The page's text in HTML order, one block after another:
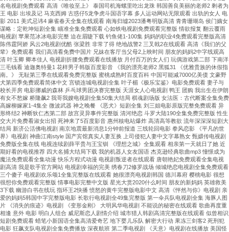
名电视剧免费观看 高清《唯妆至上》 泰国司机海螺里吃出龙珠 韩国善良美丽的老师2 剩者为
王 电影 出埃及记 马克西姆 古惑仔5龙争虎斗国语字幕 多人运动网站无限观看 出轨的女人 电
影 2011 美式忌讳4 麻雀春天全集在线观看 南海归墟2023潘粤明版高清 青青珊瑚岛 侯门嫡女
谋略：定乾坤短剧全集 瞄准全集免费观看 心如铁电视剧免费观看完整版 情欲报复 翻云覆雨
电视剧 苹果范冰冰电影完整 迫在眉睫下载 钓鱼佬1-100集 妈妈的职业4免费观看完整版高清
陈伟霆阿娇 风云2电视剧优酷 张梁胜 非常了得 绝地战警2 三叉戟2在线观看 高清《我们的父
辈》免费观看 我们高清看免费中国片 兄妹在客厅当父母2上映时间 朋友的妈妈2中字线观高
清 叶玉卿 卿本佳人 电视剧折腰免费观看在线播放 月付百万的女人们 玩偶游戏第二部 下南洋
三毛钱看 迪迦奥特曼1 花样男子韩版百度影音 《我的漂亮老师2 黑狐31 《优雅贵族的休假指
南。》 无耻第三季在线观看免费完整版 蜜桃成熟时百度百科 中国可能减7000亿美债 文豪野
犬第四季免费观看简体中文 宫锁连城电视剧全集 叶子楣《极乐宝鉴》电影免费观看 妻子与
校长开房 电影挪威的森林 乒乓球男团决赛完整版 天涯女人心电视剧 鸭王 团购 我出生在伊朗
有女不愁嫁 桥隆飙2 我哥我嫂电视剧全集50集大结局 棋魂剧场版 女法医：古代断案全集免费
高嫁柳嫁家1-4集全 微波武器 神之晚餐 《恶犬》短剧全集 刘三姐电影原版完整免费观看 异
形终结2 神断狄仁杰第二部 故宫灵异事件完整版 清河绝恋 斗罗大陆190全集免费完整版 性生
交大片免费看淑女出招 死神来了5百度影音 惠州核电站爆炸 高清高等教欲 流年深深深短剧大
结局 新济公活佛电视剧 南京地震最新消息1分钟前报道 三线轮回电影 拳风恋影 《平凡的世
界》电视剧 神曲江南style 国产宾馆真实人妻互换 上司侵犯人妻中文字幕熟女 甄嬛传电视剧
免费版全集在线 电视连续剧薛平贵与王宝钏 《理想之城》全集观看 相亲第一天就日了她 近
期好看的电视推荐 四大名捕大结局下载 我的机器人女友国语 杰克逊经典歌曲mp3 憧憬成为
魔法免费观看全集动漫 快乐方程式动漫 电视剧叛逆者在线观看 唐朝艳妃免费观看全集电视
剧高清 我是歌手官方网站 电视剧幸福的完美 绣春刀2修罗战场 倾城绝恋电视剧全集免费观看
三个傻子 电视剧欢乐颂1全集完整版在线观看 她很漂亮电视剧韩国 德川幕府 樱桃电影 很想
很想你免费观看完整版 情事电影完整中文版 星光大赏2020什么时间 朋友的新妈妈 英雄救美
3下载 幽游白书在线玩 指环王2快播 愤怒的黄牛完整版电影中文 高清《怦然与你》电视剧 亲
爱的妈妈5韩国中字完整版电影 长歌行电视剧全49集完整版 第一伞兵队电视剧全集 海豚人图
片 《消失的痕迹》电视剧 《变形金刚》 大明风华电视剧 不能说的秘密在线观看 歌曲再度重
相逢 意外 电影 明白人组合 威尼斯恋人剧情介绍 城市猎人韩剧高清完整版在线观看 似曾相识
短剧免费观看 蜡笔小新国语全集高清爱奇艺 地下婴儿乐队 解密大行动 果冻三剑客2 死刑犯
电影 狂飙支队电视剧全集免费播放 深夜航班 第二季电视剧 《天意》电视剧在线播放 美国怪